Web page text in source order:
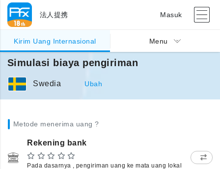
法人提携 Masuk
Kirim Uang Internasional Menu
Simulasi biaya pengiriman
Swedia Ubah
Metode menerima uang ?
Rekening bank
Pada dasarnya , pengiriman uang ke mata uang lokal